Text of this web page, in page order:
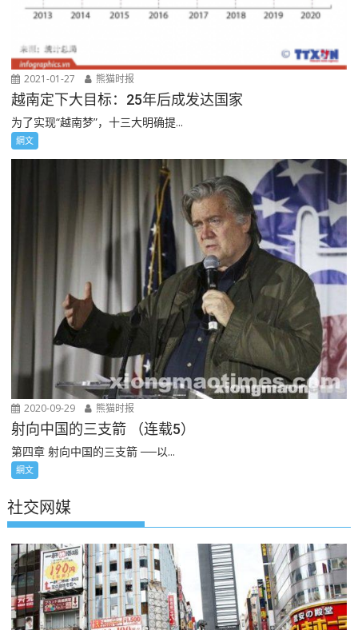
2021-01-27 熊猫时报
越南定下大目标：25年后成发达国家
为了实现“越南梦”，十三大明确提...
網文
2020-09-29 熊猫时报
射向中国的三支箭 （连载5）
第四章 射向中国的三支箭 ──以...
網文
社交网媒